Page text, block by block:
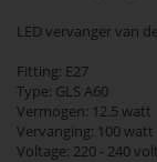
LED vervanger van
Fitting: E27
Type: GLS A60
Vermogen: 12.5 watt
Vervanging: 100 watt
Voltage: 220 - 240 volt